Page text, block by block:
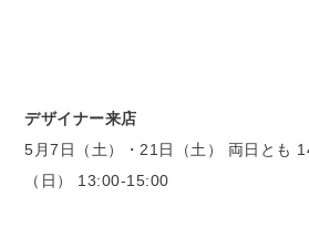
デザイナー来店
5月7日（土）・21日（土） 両日とも
（日） 13:00-15:00